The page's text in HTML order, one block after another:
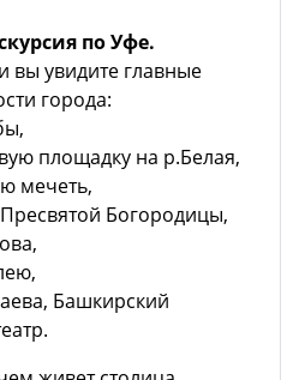
по Уфе.
вы увидите главные
города:
площадку на р.Белая,
мечеть,
Богородицы,
Башкирский